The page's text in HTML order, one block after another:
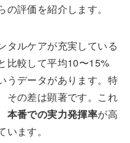
評価を紹介します。
タルケアが充実している
比較して平均10〜15%
うデータがあります。特
その差は顕著です。これ
本番での実力発揮率が高
ます。